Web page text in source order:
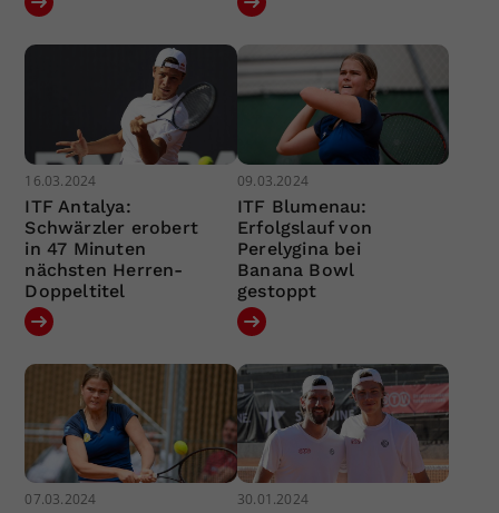
16.03.2024
ITF Antalya:
Schwärzler erobert
in 47 Minuten
nächsten Herren-
Doppeltitel
09.03.2024
ITF Blumenau:
Erfolgslauf von
Perelygina bei
Banana Bowl
gestoppt
07.03.2024 30.01.2024